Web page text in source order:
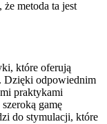
metoda ta jest
które oferują
Dzięki odpowiednim
praktykami
gamę
do stymulacji, które